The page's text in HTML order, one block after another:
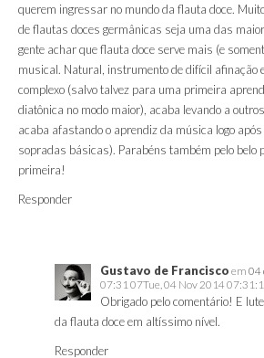
querem ingressar no mundo da flauta doce.
de flautas doces germânicas seja uma das
gente achar que flauta doce serve mais (e
musical. Natural, instrumento de difícil afinação
complexo (salvo talvez para uma primeira
diatônica no modo maior), acaba levando a
acaba afastando o aprendiz da música logo
sopradas básicas). Parabéns também pelo belo
primeira!
Responder
Gustavo de Francisco em 04
07:31 07Tue, 04 Nov 2014
Obrigado pelo comentário! E
da flauta doce em altíssimo nível.
Responder